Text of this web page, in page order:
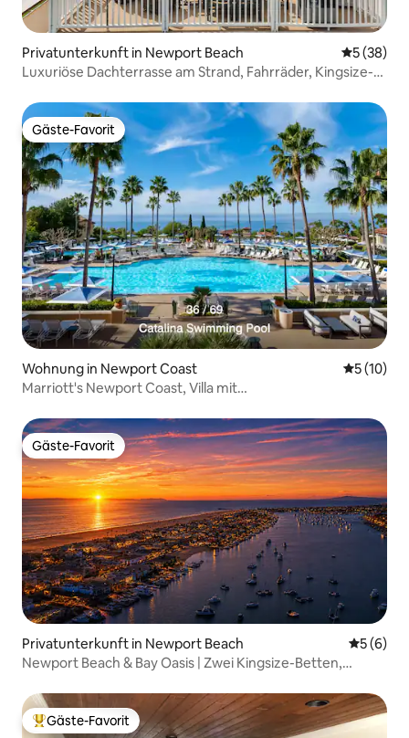
Privatunterkunft in Newport Beach
5 (38)
Luxuriöse Dachterrasse am Strand, Fahrräder, Kingsize-
Gäste-Favorit
Gäste-Favorit
Wohnung in Newport Coast
5 (10)
Marriott's Newport Coast, Villa mit
Gäste-Favorit
Gäste-Favorit
Privatunterkunft in Newport Beach
5 (6)
Newport Beach & Bay Oasis | Zwei Kingsize-Betten,
Beliebter Gäste-Favorit.
Gäste-Favorit